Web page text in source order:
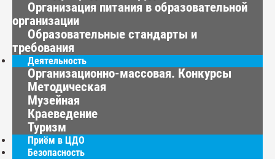
Организация питания в образовательной
организации
Образовательные стандарты и
требования
Деятельность
Организационно-массовая. Конкурсы
Методическая
Музейная
Краеведение
Туризм
Приём в ЦДО
Безопасность